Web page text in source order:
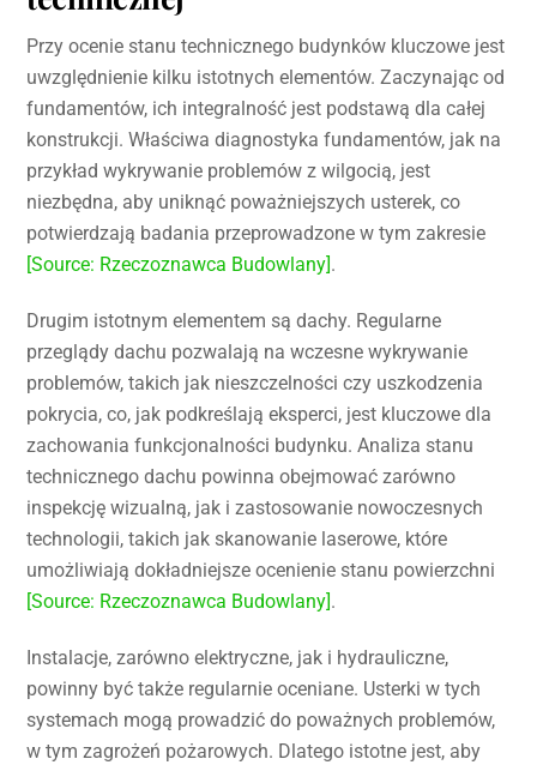
Przy ocenie stanu technicznego budynków kluczowe jest
uwzględnienie kilku istotnych elementów. Zaczynając od
fundamentów, ich integralność jest podstawą dla całej
konstrukcji. Właściwa diagnostyka fundamentów, jak na
przykład wykrywanie problemów z wilgocią, jest
niezbędna, aby uniknąć poważniejszych usterek, co
potwierdzają badania przeprowadzone w tym zakresie
[Source: Rzeczoznawca Budowlany].
Drugim istotnym elementem są dachy. Regularne
przeglądy dachu pozwalają na wczesne wykrywanie
problemów, takich jak nieszczelności czy uszkodzenia
pokrycia, co, jak podkreślają eksperci, jest kluczowe dla
zachowania funkcjonalności budynku. Analiza stanu
technicznego dachu powinna obejmować zarówno
inspekcję wizualną, jak i zastosowanie nowoczesnych
technologii, takich jak skanowanie laserowe, które
umożliwiają dokładniejsze ocenienie stanu powierzchni
[Source: Rzeczoznawca Budowlany].
Instalacje, zarówno elektryczne, jak i hydrauliczne,
powinny być także regularnie oceniane. Usterki w tych
systemach mogą prowadzić do poważnych problemów,
w tym zagrożeń pożarowych. Dlatego istotne jest, aby